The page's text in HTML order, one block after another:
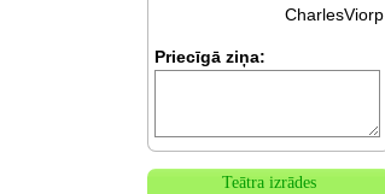
CharlesViorp
Priecīgā ziņa:
Teātra izrādes